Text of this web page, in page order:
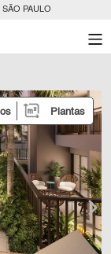
PAULO
Plantas